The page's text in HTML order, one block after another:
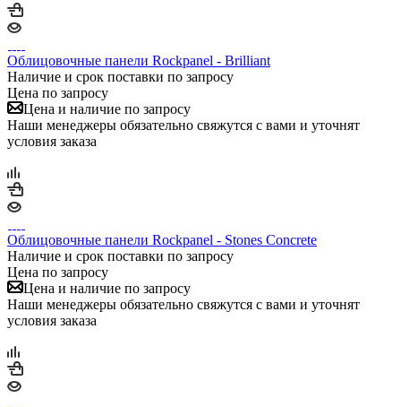
Облицовочные панели Rockpanel - Brilliant
Наличие и срок поставки по запросу
Цена по запросу
Цена и наличие по запросу
Наши менеджеры обязательно свяжутся с вами и уточнят
условия заказа
Облицовочные панели Rockpanel - Stones Concrete
Наличие и срок поставки по запросу
Цена по запросу
Цена и наличие по запросу
Наши менеджеры обязательно свяжутся с вами и уточнят
условия заказа